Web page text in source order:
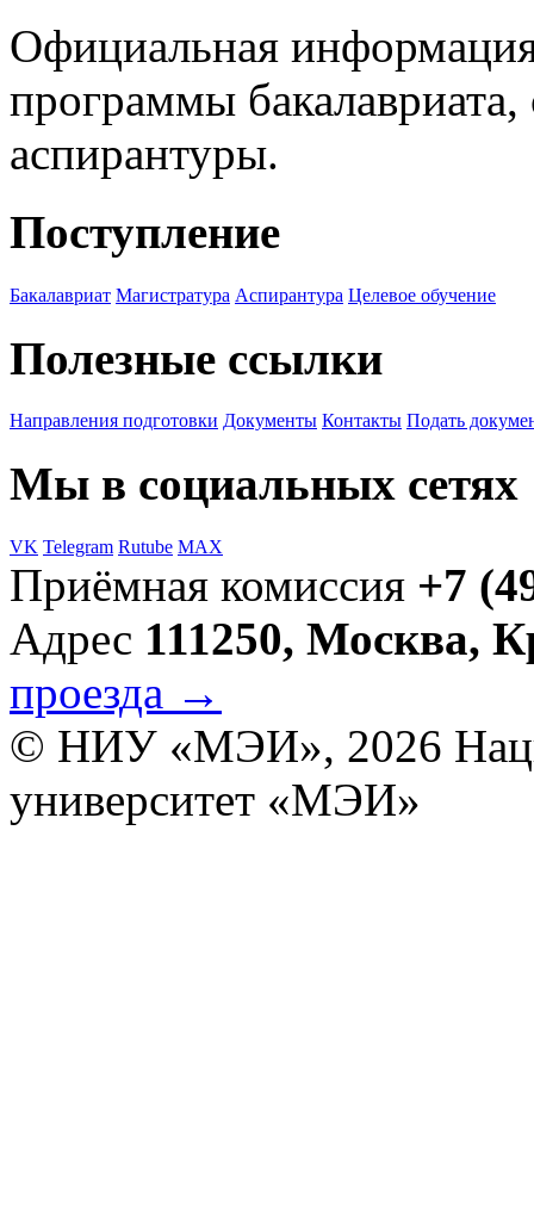
Официальная
программы
аспирантуры.
Поступление
Бакалавриат Магистратура Аспирантура Целевое обучение
Полезные ссылки
Направления подготовки Документы Контакты Подать
Мы в социальных сетях
VK Telegram Rutube MAX
Приёмная комиссия +7
Адрес 111250, Москва,
проезда →
© НИУ «МЭИ», 2026
университет «МЭИ»